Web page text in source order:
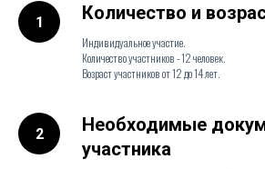
Количество и
Индивидуальное участие.
Количество участников - 12 человек.
Возраст участников от 12 до 14 лет.
Необходимые
участника